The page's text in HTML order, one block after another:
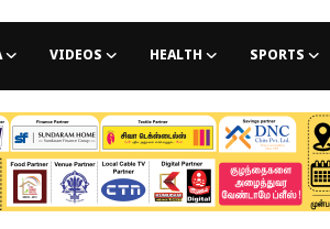
VIDEOS HEALTH SPORTS